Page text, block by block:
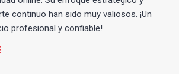
continuo han sido muy valiosos. ¡Un
profesional y confiable!